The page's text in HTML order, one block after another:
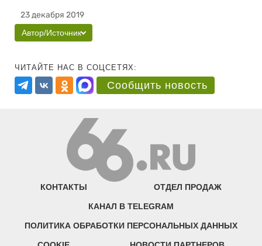
23 декабря 2019
Автор/Источник
ЧИТАЙТЕ НАС В СОЦСЕТЯХ:
Сообщить новость
КОНТАКТЫ ОТДЕЛ ПРОДАЖ
КАНАЛ В TELEGRAM
ПОЛИТИКА ОБРАБОТКИ ПЕРСОНАЛЬНЫХ ДАННЫХ